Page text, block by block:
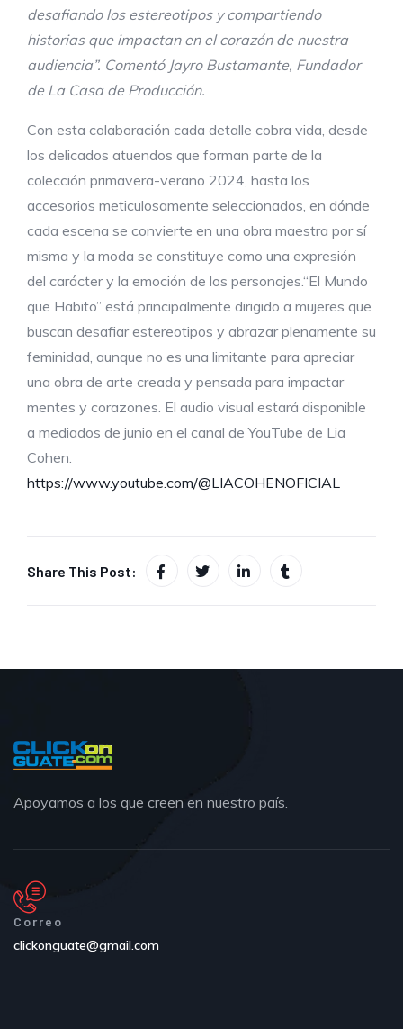
desafiando los estereotipos y compartiendo
historias que impactan en el corazón de nuestra
audiencia”. Comentó Jayro Bustamante, Fundador
de La Casa de Producción.
Con esta colaboración cada detalle cobra vida, desde
los delicados atuendos que forman parte de la
colección primavera-verano 2024, hasta los
accesorios meticulosamente seleccionados, en dónde
cada escena se convierte en una obra maestra por sí
misma y la moda se constituye como una expresión
del carácter y la emoción de los personajes.“El Mundo
que Habito” está principalmente dirigido a mujeres que
buscan desafiar estereotipos y abrazar plenamente su
feminidad, aunque no es una limitante para apreciar
una obra de arte creada y pensada para impactar
mentes y corazones. El audio visual estará disponible
a mediados de junio en el canal de YouTube de Lia
Cohen.
https://www.youtube.com/@LIACOHENOFICIAL
Share This Post:
Apoyamos a los que creen en nuestro país.
Correo
clickonguate@gmail.com